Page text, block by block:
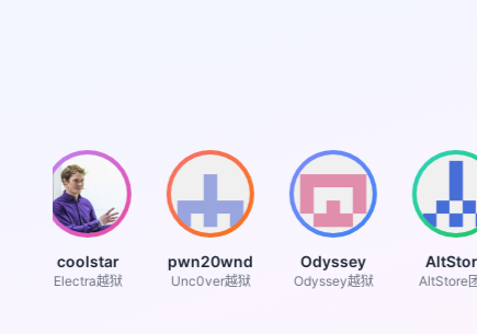
coolstar
Electra越狱
pwn20wnd
Unc0ver越狱
Odyssey
Odyssey越狱
AltStore
AltStore团队